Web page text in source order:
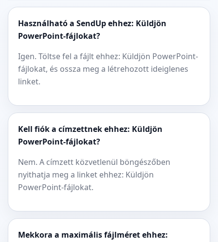
Használható a SendUp ehhez: Küldjön
PowerPoint-fájlokat?
Igen. Töltse fel a fájlt ehhez: Küldjön PowerPoint-
fájlokat, és ossza meg a létrehozott ideiglenes
linket.
Kell fiók a címzettnek ehhez: Küldjön
PowerPoint-fájlokat?
Nem. A címzett közvetlenül böngészőben
nyithatja meg a linket ehhez: Küldjön
PowerPoint-fájlokat.
Mekkora a maximális fájlméret ehhez: